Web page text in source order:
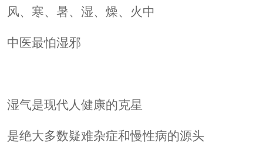
风、寒、暑、湿、燥、火中
中医最怕湿邪
湿气是现代人健康的克星
是绝大多数疑难杂症和慢性病的源头